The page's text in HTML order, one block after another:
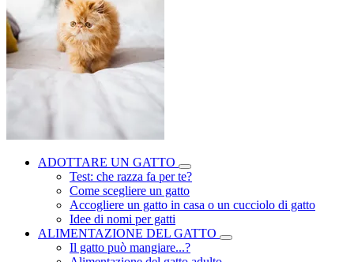
ADOTTARE UN GATTO
Test: che razza fa per te?
Come scegliere un gatto
Accogliere un gatto in casa o un cucciolo di gatto
Idee di nomi per gatti
ALIMENTAZIONE DEL GATTO
Il gatto può mangiare...?